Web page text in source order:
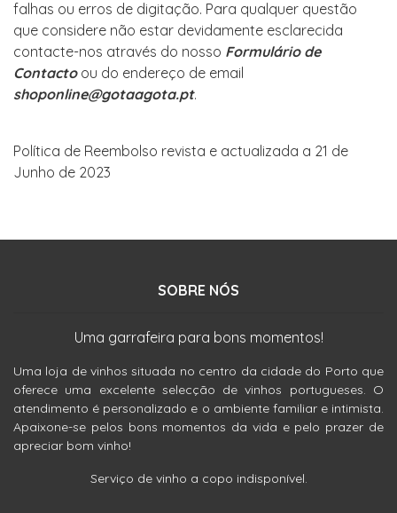
falhas ou erros de digitação. Para qualquer questão
que considere não estar devidamente esclarecida
contacte-nos através do nosso Formulário de
Contactoou do endereço de email
shoponline@gotaagota.pt.
Política de Reembolso revista e actualizada a 21 de
Junho de 2023
SOBRE NÓS
Uma garrafeira para bons momentos!
Uma loja de vinhos situada no centro da cidade do Porto que
oferece uma excelente selecção de vinhos portugueses. O
atendimento é personalizado e o ambiente familiar e intimista.
Apaixone-se pelos bons momentos da vida e pelo prazer de
apreciar bom vinho!
Serviço de vinho a copo indisponível.